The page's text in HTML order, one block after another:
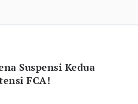
Suspensi Kedua
FCA!